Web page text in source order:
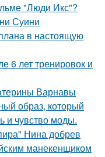
"Люди Икс"?
Суини
в настоящую
6 лет тренировок и
Варнавы
образ, который
и чувство моды.
Нина добрев
манекенщиком